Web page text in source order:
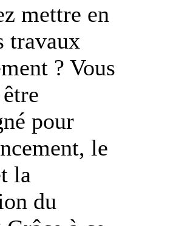
mettre en
travaux
? Vous
pour
le
la
du